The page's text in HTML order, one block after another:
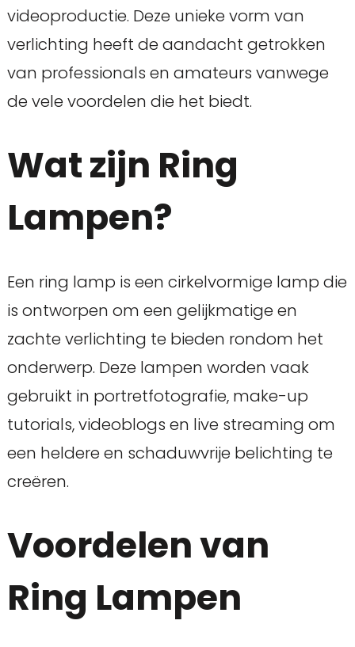
videoproductie. Deze unieke vorm van
verlichting heeft de aandacht getrokken
van professionals en amateurs vanwege
de vele voordelen die het biedt.
Wat zijn Ring
Lampen?
Een ring lamp is een cirkelvormige lamp die
is ontworpen om een gelijkmatige en
zachte verlichting te bieden rondom het
onderwerp. Deze lampen worden vaak
gebruikt in portretfotografie, make-up
tutorials, videoblogs en live streaming om
een heldere en schaduwvrije belichting te
creëren.
Voordelen van
Ring Lampen